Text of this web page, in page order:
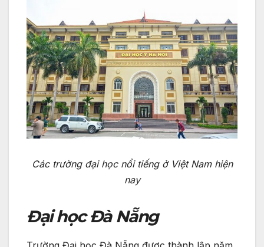
Các trường đại học nổi tiếng ở Việt Nam hiện
nay
Đại học Đà Nẵng